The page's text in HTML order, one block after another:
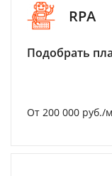
RPA
Подобрать
От 200 000 руб./